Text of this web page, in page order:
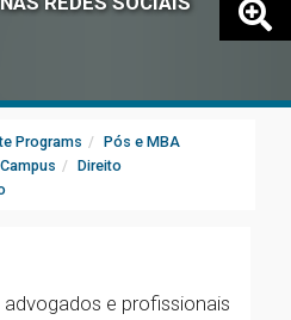
Programs
Pós e MBA
Direito
advogados e profissionais